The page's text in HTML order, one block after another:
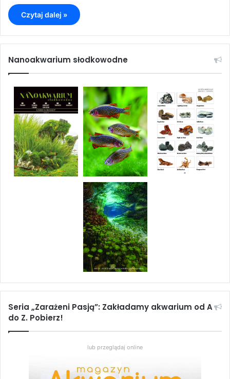
Czytaj dalej »
Nanoakwarium słodkowodne
Seria „Zarażeni Pasją”: Zakładamy akwarium od A
do Z. Pobierz!
lub przeglądaj online